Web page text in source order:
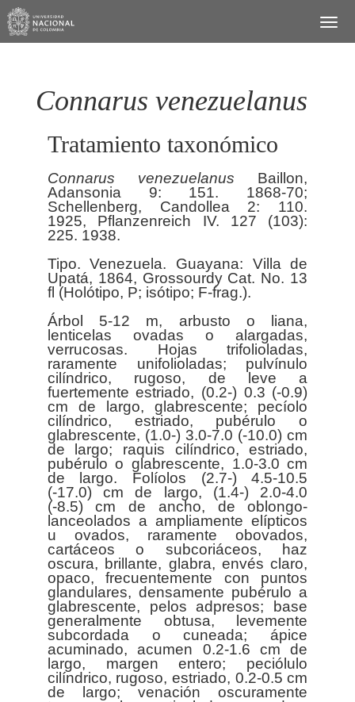
Connarus venezuelanus
Tratamiento taxonómico
Connarus venezuelanus Baillon,
Adansonia 9: 151. 1868-70;
Schellenberg, Candollea 2: 110.
1925, Pflanzenreich IV. 127 (103):
225. 1938.
Tipo. Venezuela. Guayana: Villa de
Upatá, 1864, Grossourdy Cat. No. 13
fl (Holótipo, P; isótipo; F-frag.).
Árbol 5-12 m, arbusto o liana,
lenticelas ovadas o alargadas,
verrucosas. Hojas trifolioladas,
raramente unifolioladas; pulvínulo
cilíndrico, rugoso, de leve a
fuertemente estriado, (0.2-) 0.3 (-0.9)
cm de largo, glabrescente; pecíolo
cilíndrico, estriado, pubérulo o
glabrescente, (1.0-) 3.0-7.0 (-10.0) cm
de largo; raquis cilíndrico, estriado,
pubérulo o glabrescente, 1.0-3.0 cm
de largo. Folíolos (2.7-) 4.5-10.5
(-17.0) cm de largo, (1.4-) 2.0-4.0
(-8.5) cm de ancho, de oblongo-
lanceolados a ampliamente elípticos
u ovados, raramente obovados,
cartáceos o subcoriáceos, haz
oscura, brillante, glabra, envés claro,
opaco, frecuentemente con puntos
glandulares, densamente pubérulo a
glabrescente, pelos adpresos; base
generalmente obtusa, levemente
subcordada o cuneada; ápice
acuminado, acumen 0.2-1.6 cm de
largo, margen entero; peciólulo
cilíndrico, rugoso, estriado, 0.2-0.5 cm
de largo; venación oscuramente